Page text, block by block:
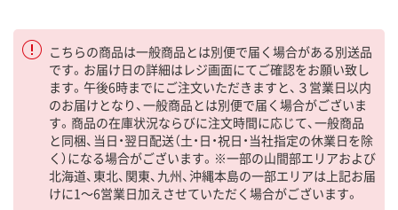
こちらの商品は一般商品とは別便で届く場合がある別送品
です。お届け日の詳細はレジ画面にてご確認をお願い致し
ます。午後6時までにご注文いただきますと、３営業日以内
のお届けとなり、一般商品とは別便で届く場合がございま
す。商品の在庫状況ならびに注文時間に応じて、一般商品
と同梱、当日・翌日配送（土・日・祝日・当社指定の休業日を除
く）になる場合がございます。※一部の山間部エリアおよび
北海道、東北、関東、九州、沖縄本島の一部エリアは上記お届
けに1～6営業日加えさせていただく場合がございます。